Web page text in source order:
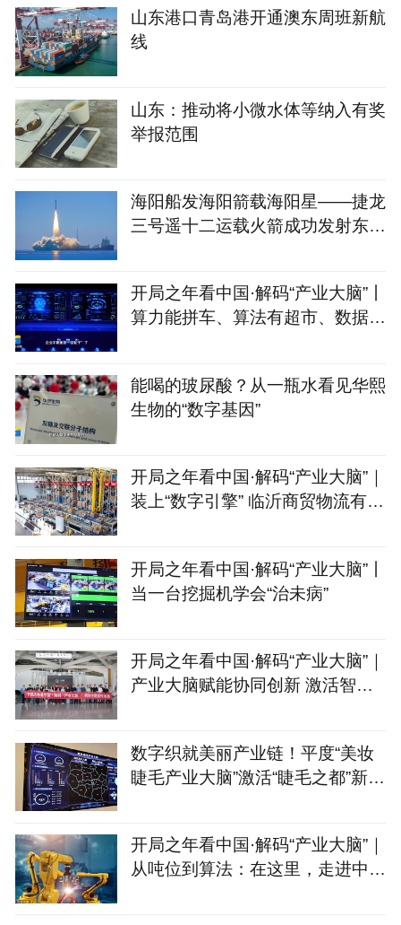
山东港口青岛港开通澳东周班新航
线
山东：推动将小微水体等纳入有奖
举报范围
海阳船发海阳箭载海阳星——捷龙
三号遥十二运载火箭成功发射东方
开局之年看中国·解码“产业大脑”丨
算力能拼车、算法有超市、数据不
能喝的玻尿酸？从一瓶水看见华熙
生物的“数字基因”
开局之年看中国·解码“产业大脑”｜
装上“数字引擎” 临沂商贸物流有
开局之年看中国·解码“产业大脑”丨
当一台挖掘机学会“治未病”
开局之年看中国·解码“产业大脑”｜
产业大脑赋能协同创新 激活智能
数字织就美丽产业链！平度“美妆
睫毛产业大脑”激活“睫毛之都”新动
开局之年看中国·解码“产业大脑”｜
从吨位到算法：在这里，走进中国